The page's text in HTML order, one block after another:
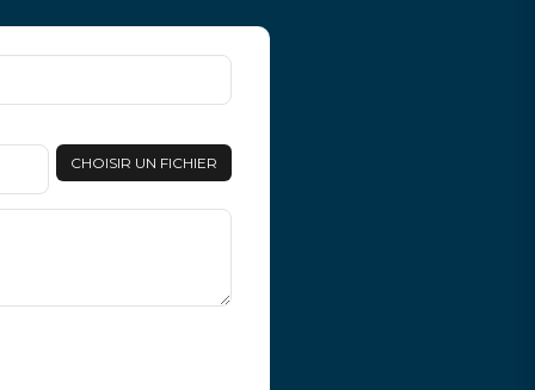
CHOISIR UN FICHIER